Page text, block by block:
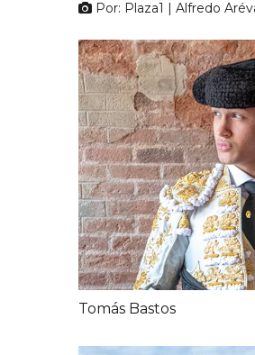
Por: Plaza1 | Alfredo
Tomás Bastos